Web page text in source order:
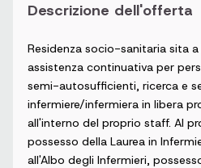
Descrizione dell'offerta
Residenza socio-sanitaria sita
assistenza continuativa per
semi-autosufficienti, ricerca e
infermiere/infermiera in libera
all'interno del proprio staff. Al
possesso della Laurea in
all'Albo degli Infermieri,